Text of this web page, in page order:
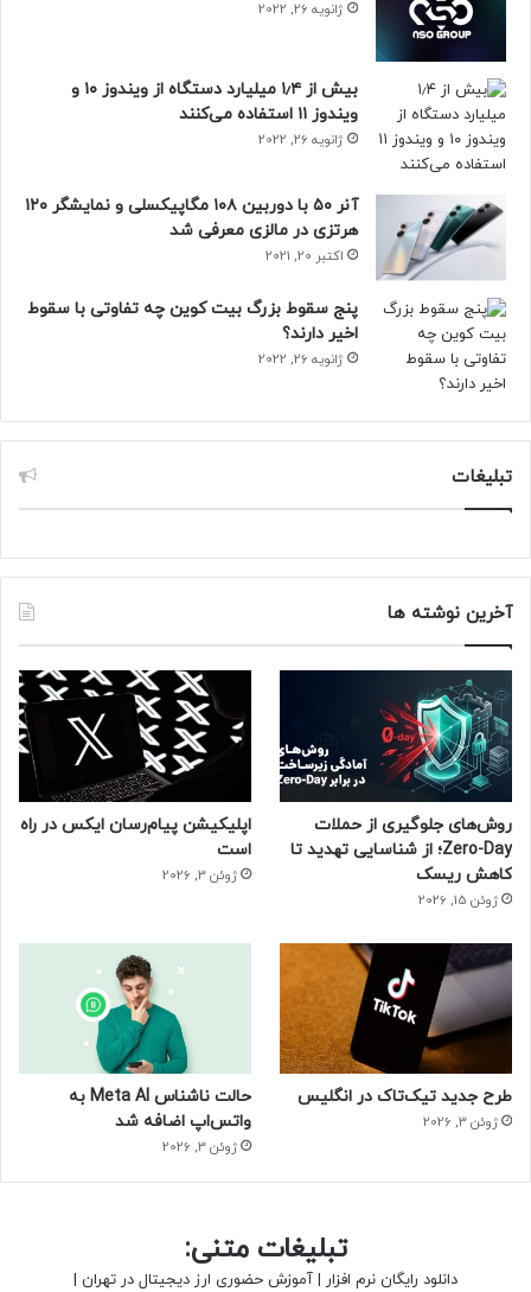
نیوزلن: رونمایی سامسونگ مرجع : سايت خبری ايتنا
ژانویه 26, 2022
بیش از ۱٫۴ میلیارد دستگاه از ویندوز ۱۰ و
ویندوز ۱۱ استفاده می‌کنند
ژانویه 26, 2022
آنر ۵۰ با دوربین ۱۰۸ مگاپیکسلی و نمایشگر ۱۲۰
هرتزی در مالزی معرفی شد
اکتبر 20, 2021
پنج سقوط بزرگ بیت کوین چه تفاوتی با سقوط
اخیر دارند؟
ژانویه 26, 2022
تبلیغات
آخرین نوشته ها
روش‌های جلوگیری از حملات
Zero-Day؛ از شناسایی تهدید تا
کاهش ریسک
ژوئن 15, 2026
اپلیکیشن پیام‌رسان ایکس در راه
است
ژوئن 3, 2026
طرح جدید تیک‌تاک در انگلیس
ژوئن 3, 2026
حالت ناشناس Meta AI به
واتس‌اپ اضافه شد
ژوئن 3, 2026
تبلیغات متنی:
دانلود رایگان نرم افزار | آموزش حضوری ارز دیجیتال در تهران |